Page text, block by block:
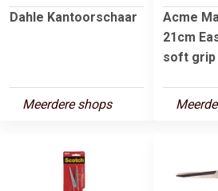
Dahle Kantoorschaar
Meerdere shops
Acme
21cm
soft grip